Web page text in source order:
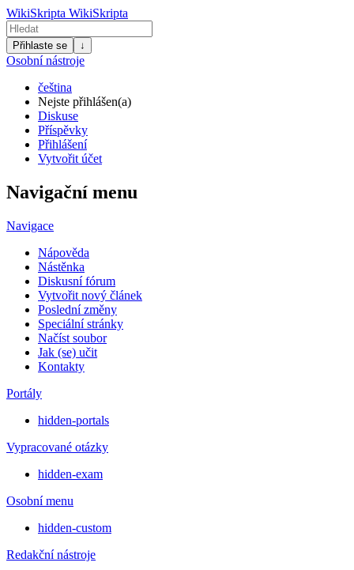
WikiSkripta WikiSkripta
Přihlaste se ↓
Osobní nástroje
čeština
Nejste přihlášen(a)
Diskuse
Příspěvky
Přihlášení
Vytvořit účet
Navigační menu
Navigace
Nápověda
Nástěnka
Diskusní fórum
Vytvořit nový článek
Poslední změny
Speciální stránky
Načíst soubor
Jak (se) učit
Kontakty
Portály
hidden-portals
Vypracované otázky
hidden-exam
Osobní menu
hidden-custom
Redakční nástroje